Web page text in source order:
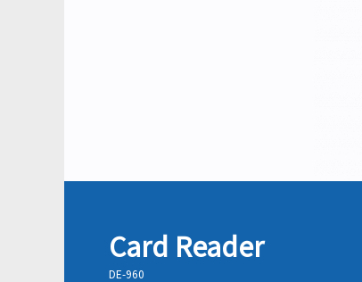
Card Reader
DE-960